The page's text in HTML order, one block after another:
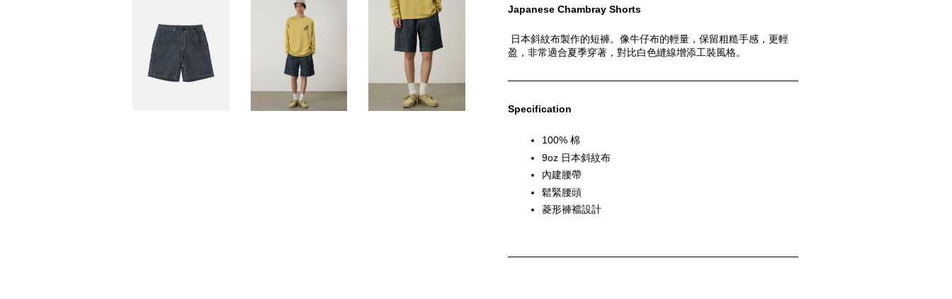
Japanese Chambray Shorts
日本斜紋布製作的短褲。像牛仔布的輕量，保留粗糙手感，更輕
盈，非常適合夏季穿著，對比白色縫線增添工裝風格。
Specification
100% 棉
9oz 日本斜紋布
內建腰帶
鬆緊腰頭
菱形褲襠設計